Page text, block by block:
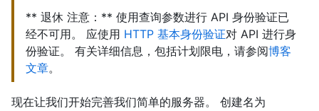
** 退休 注意：** 使用查询参数进行 API 身份验证已
经不可用。 应使用 HTTP 基本身份验证对 API 进行身
份验证。 有关详细信息，包括计划限电，请参阅博客
文章。
现在让我们开始完善我们简单的服务器。 创建名为